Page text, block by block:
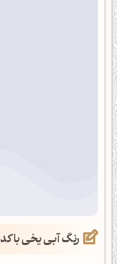
رنگ آبی یخی با کد DEE1EC